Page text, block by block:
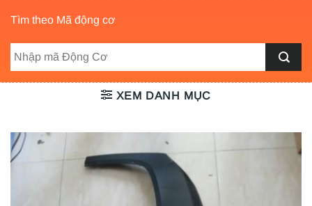
Tìm theo Mã động cơ
XEM DANH MỤC